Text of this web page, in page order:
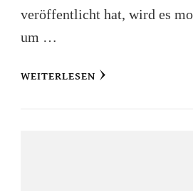
veröffentlicht hat, wird es
um …
WEITERLESEN